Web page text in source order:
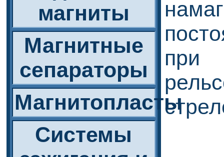
магниты
Магнитные
сепараторы
Магнитопласты
Системы
при